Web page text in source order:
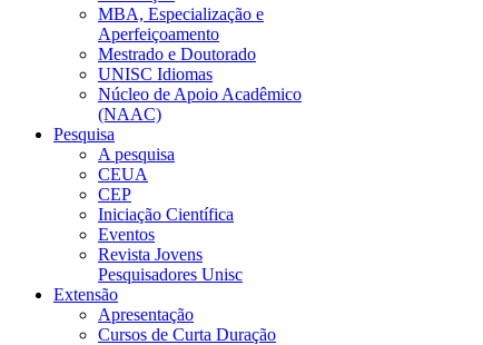
MBA, Especialização e
Aperfeiçoamento
Mestrado e Doutorado
UNISC Idiomas
Núcleo de Apoio Acadêmico
(NAAC)
Pesquisa
A pesquisa
CEUA
CEP
Iniciação Científica
Eventos
Revista Jovens
Pesquisadores Unisc
Extensão
Apresentação
Cursos de Curta Duração